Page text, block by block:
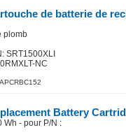
de batterie de
plomb
SRT1500XLI
NC
Battery
Wh - pour P/N :